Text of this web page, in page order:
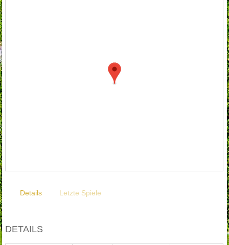
Details Letzte Spiele
DETAILS